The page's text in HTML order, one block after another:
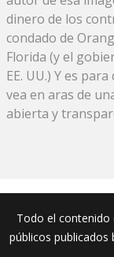
dinero de los
condado de
Florida (y el
EE. UU.) Y es
vea en aras de
abierta y
Todo el
públicos publicados